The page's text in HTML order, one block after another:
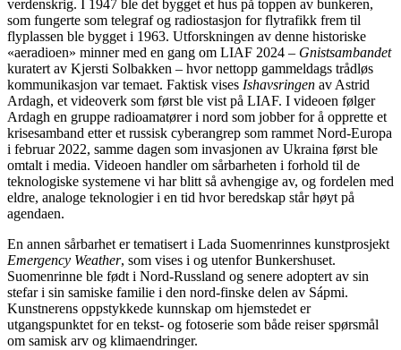
verdenskrig. I 1947 ble det bygget et hus på toppen av bunkeren,
som fungerte som telegraf og radiostasjon for flytrafikk frem til
flyplassen ble bygget i 1963. Utforskningen av denne historiske
«aeradioen» minner med en gang om LIAF 2024 – Gnistsambandet
kuratert av Kjersti Solbakken – hvor nettopp gammeldags trådløs
kommunikasjon var temaet. Faktisk vises Ishavsringen av Astrid
Ardagh, et videoverk som først ble vist på LIAF. I videoen følger
Ardagh en gruppe radioamatører i nord som jobber for å opprette et
krisesamband etter et russisk cyberangrep som rammet Nord-Europa
i februar 2022, samme dagen som invasjonen av Ukraina først ble
omtalt i media. Videoen handler om sårbarheten i forhold til de
teknologiske systemene vi har blitt så avhengige av, og fordelen med
eldre, analoge teknologier i en tid hvor beredskap står høyt på
agendaen.
En annen sårbarhet er tematisert i Lada Suomenrinnes kunstprosjekt
Emergency Weather, som vises i og utenfor Bunkershuset.
Suomenrinne ble født i Nord-Russland og senere adoptert av sin
stefar i sin samiske familie i den nord-finske delen av Sápmi.
Kunstnerens oppstykkede kunnskap om hjemstedet er
utgangspunktet for en tekst- og fotoserie som både reiser spørsmål
om samisk arv og klimaendringer.